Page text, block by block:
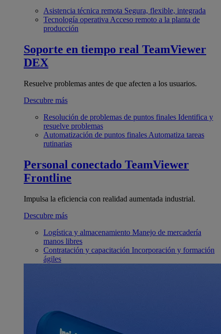
Asistencia técnica remota Segura, flexible, integrada
Tecnología operativa Acceso remoto a la planta de
producción
Soporte en tiempo real TeamViewer
DEX
Resuelve problemas antes de que afecten a los usuarios.
Descubre más
Resolución de problemas de puntos finales Identifica y
resuelve problemas
Automatización de puntos finales Automatiza tareas
rutinarias
Personal conectado TeamViewer
Frontline
Impulsa la eficiencia con realidad aumentada industrial.
Descubre más
Logística y almacenamiento Manejo de mercadería
manos libres
Contratación y capacitación Incorporación y formación
ágiles